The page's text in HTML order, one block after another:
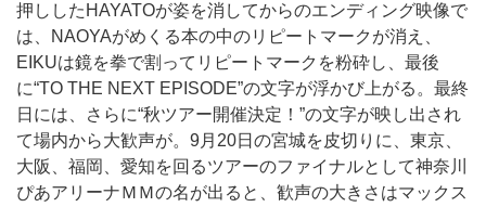
押ししたHAYATOが姿を消してからのエンディング映像で
は、NAOYAがめくる本の中のリピートマークが消え、
EIKUは鏡を拳で割ってリピートマークを粉砕し、最後
に“TO THE NEXT EPISODE”の文字が浮かび上がる。最終
日には、さらに“秋ツアー開催決定！”の文字が映し出され
て場内から大歓声が。9月20日の宮城を皮切りに、東京、
大阪、福岡、愛知を回るツアーのファイナルとして神奈川
ぴあアリーナＭＭの名が出ると、歓声の大きさはマックス